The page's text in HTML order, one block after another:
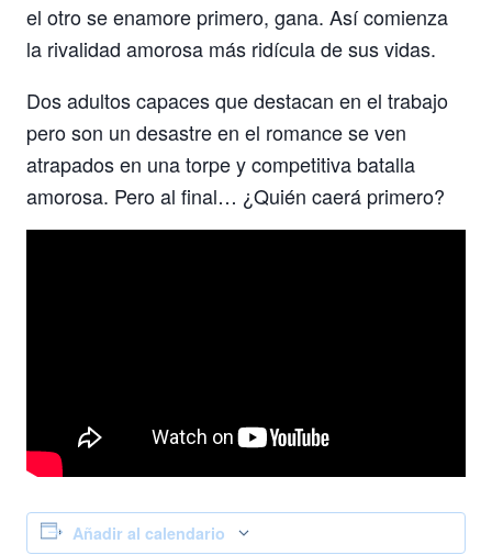
el otro se enamore primero, gana. Así comienza
la rivalidad amorosa más ridícula de sus vidas.
Dos adultos capaces que destacan en el trabajo
pero son un desastre en el romance se ven
atrapados en una torpe y competitiva batalla
amorosa. Pero al final… ¿Quién caerá primero?
Añadir al calendario